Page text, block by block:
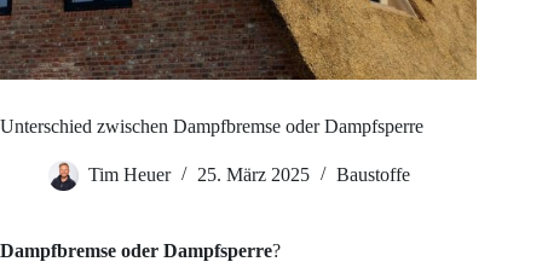
Unterschied zwischen Dampfbremse oder Dampfsperre
Tim Heuer 25. März 2025 Baustoffe
Dampfbremse oder Dampfsperre?